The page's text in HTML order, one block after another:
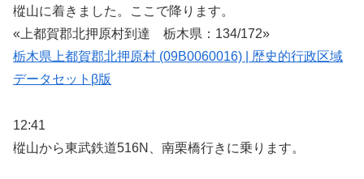
樅山に着きました。ここで降ります。
«上都賀郡北押原村到達 栃木県：134/172»
栃木県上都賀郡北押原村 (09B0060016) | 歴史的行政区域
データセットβ版
12:41
樅山から東武鉄道516N、南栗橋行きに乗ります。